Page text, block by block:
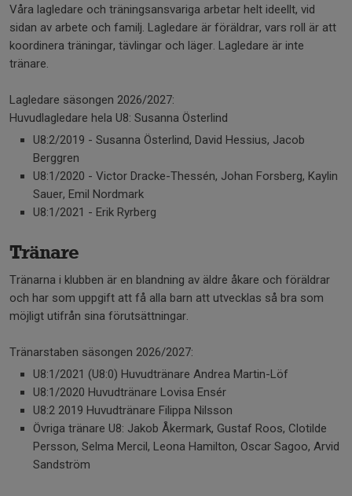
Våra lagledare och träningsansvariga arbetar helt ideellt, vid
sidan av arbete och familj. Lagledare är föräldrar, vars roll är att
koordinera träningar, tävlingar och läger. Lagledare är inte
tränare.
Lagledare säsongen 2026/2027:
Huvudlagledare hela U8: Susanna Österlind
U8:2/2019 - Susanna Österlind, David Hessius, Jacob
Berggren
U8:1/2020 - Victor Dracke-Thessén, Johan Forsberg, Kaylin
Sauer, Emil Nordmark
U8:1/2021 - Erik Ryrberg
Tränare
Tränarna i klubben är en blandning av äldre åkare och föräldrar
och har som uppgift att få alla barn att utvecklas så bra som
möjligt utifrån sina förutsättningar.
Tränarstaben säsongen 2026/2027:
U8:1/2021 (U8:0) Huvudtränare Andrea Martin-Löf
U8:1/2020 Huvudtränare Lovisa Ensér
U8:2 2019 Huvudtränare Filippa Nilsson
Övriga tränare U8: Jakob Åkermark, Gustaf Roos, Clotilde
Persson, Selma Mercil, Leona Hamilton, Oscar Sagoo, Arvid
Sandström